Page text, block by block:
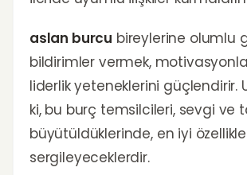
aslan burcu bireylerine olumlu
bildirimler vermek,
liderlik yeteneklerini güçlendirir.
ki, bu burç temsilcileri, sevgi ve
büyütüldüklerinde, en iyi
sergileyeceklerdir.